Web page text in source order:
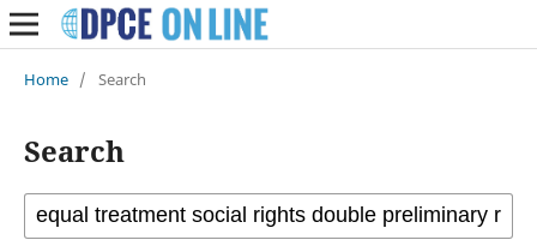
Home / Search
Search